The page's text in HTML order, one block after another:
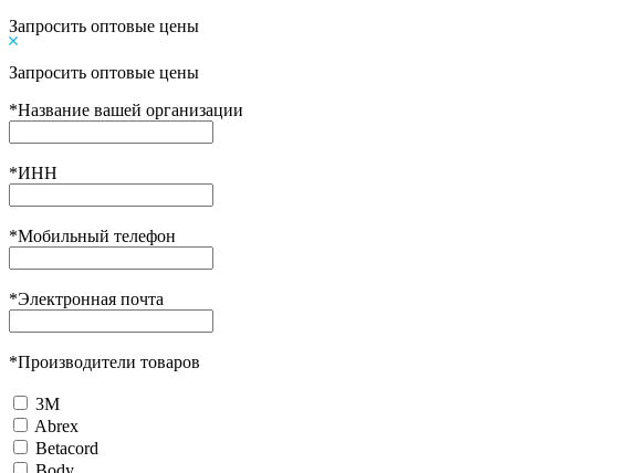
Запросить оптовые цены
Запросить оптовые цены
*Название вашей организации
*ИНН
*Мобильный телефон
*Электронная почта
*Производители товаров
3М
Abrex
Betacord